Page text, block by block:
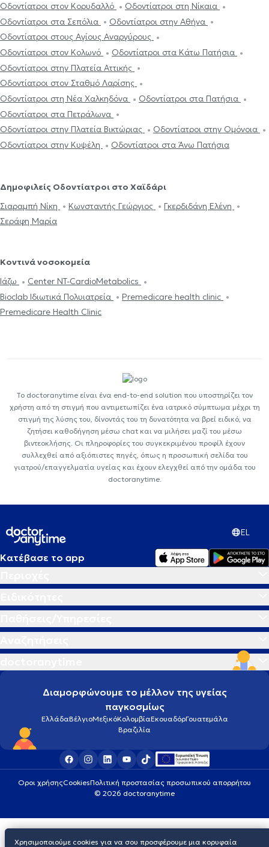
Οδοντίατροι στον Κορυδαλλό
Οδοντίατροι στη Νίκαια
Οδοντίατροι στα Σεπόλια
Οδοντίατροι στην Αθήνα
Οδοντίατροι στους Αγίους Αναργύρους
Οδοντίατροι στον Κολωνό
Οδοντίατροι στα Κάτω Πατήσια
Οδοντίατροι στην Πλατεία Αττικής
Οδοντίατροι στον Σταθμό Λαρίσης
Οδοντίατροι στη Νέα Χαλκηδόνα
Οδοντίατροι στα Πατήσια
Οδοντίατροι στα Πετράλωνα
Οδοντίατροι στην Πλατεία Βικτώριας
Οδοντίατροι στην Ομόνοια
Οδοντίατροι στην Κυψέλη
Οδοντίατροι στα Άνω Πατήσια
Δημοφιλείς Οδοντίατροι στο Χαϊδάρι
Σιαραμπή Νίκη
Κωνσταντής Γεώργιος
Γκερδιδάνη Ελένη
Σεράφη Μαρία
Κοντινά νοσοκομεία
Ιάζω
Center NT-CardioMetabolics
Bioclab Ιδιωτικά Πολυιατρεία
Premedicare health clinic
Premedicare Health Clinic
Το doctoranytime είναι ένα end-to-end solution που υποστηρίζει τον
χρήστη από τη στιγμή που αντιμετωπίζει ένα ιατρικό σύμπτωμα μέχρι τη
στιγμή της λύσης του, δίνοντάς του τη δυνατότητα να βρεί ειδικό, να
ζητήσει καθοδήγηση μέσω chat και να μιλήσει μαζί του μέσω
βιντεοκλήσης. Οι πληροφορίες του συγκεκριμένου προφίλ έχουν
συλλεχθεί από αξιόπιστες πηγές, όπως η προσωπική σελίδα του
γιατρού/επαγγελματία υγείας και έχουν ελεγχθεί από την ομάδα του
doctoranytime.
EL
Κατέβασε το app
Διαμορφώνουμε το μέλλον της υγείας
παγκοσμίως
ΕλλάδαΒέλγιοΜεξικόΚολομβίαΕκουαδόρΓουατεμάλα
Βραζιλία
Οροι χρήσηςCookiesΠολιτική προστασίας προσωπικού απορρήτου
© 2026 doctoranytime
Χρησιμοποιούμε cookies για να σου προσφέρουμε μια κορυφαία